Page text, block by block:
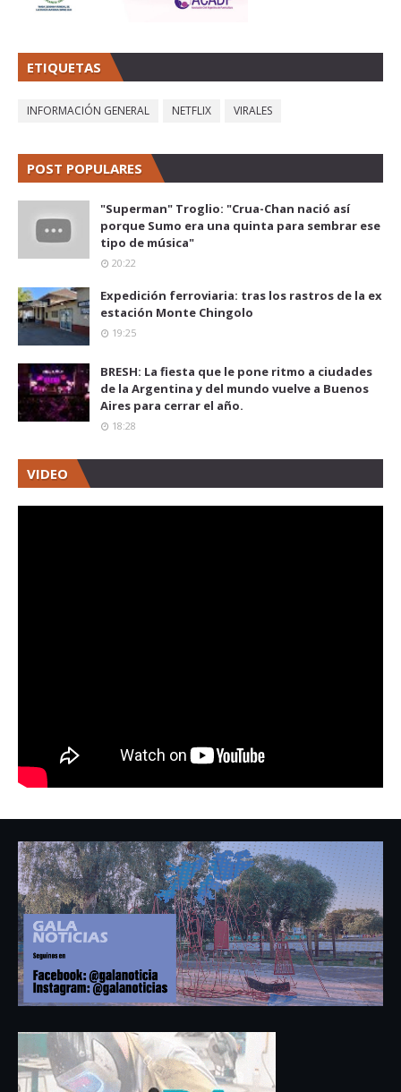
ETIQUETAS
INFORMACIÓN GENERAL NETFLIX VIRALES
POST POPULARES
"Superman" Troglio: "Crua-Chan nació así
porque Sumo era una quinta para sembrar ese
tipo de música"
20:22
Expedición ferroviaria: tras los rastros de la ex
estación Monte Chingolo
19:25
BRESH: La fiesta que le pone ritmo a ciudades
de la Argentina y del mundo vuelve a Buenos
Aires para cerrar el año.
18:28
VIDEO